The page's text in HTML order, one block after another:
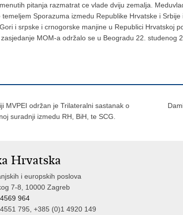
pitanja razmatrat ce vlade dviju zemalja.
temeljem Sporazuma izmedu Republike Hrvatske i
i srpske i crnogorske manjine u Republici Hrvatskoj
MOM-a održalo se u Beogradu 22. studenog
MVPEI održan je Trilateralni sastanak o
suradnji izmedu RH, BiH, te SCG.
Hrvatska
i europskih poslova
7-8, 10000 Zagreb
964
795, +385 (0)1 4920 149